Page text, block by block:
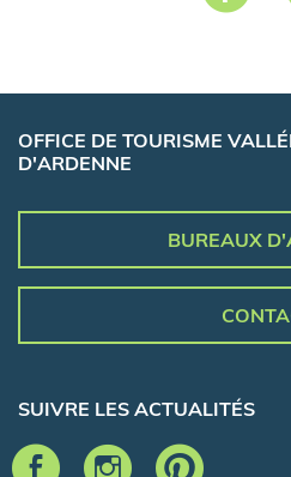
OFFICE DE TOURISME
D'ARDENNE
BUREAUX
SUIVRE LES ACTUALITÉS